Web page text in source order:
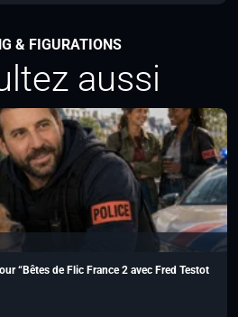
& FIGURATIONS
aussi
“Bêtes de Flic France 2 avec Fred Testot